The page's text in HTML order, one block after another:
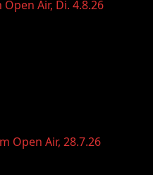
Air, Di. 4.8.26
Open Air, 28.7.26